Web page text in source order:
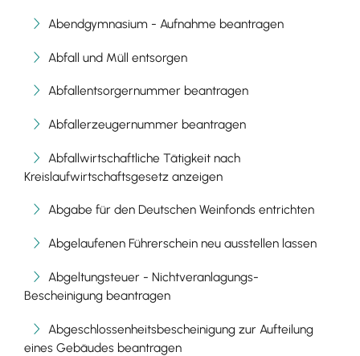
Abendgymnasium - Aufnahme beantragen
Abfall und Müll entsorgen
Abfallentsorgernummer beantragen
Abfallerzeugernummer beantragen
Abfallwirtschaftliche Tätigkeit nach
Kreislaufwirtschaftsgesetz anzeigen
Abgabe für den Deutschen Weinfonds entrichten
Abgelaufenen Führerschein neu ausstellen lassen
Abgeltungsteuer - Nichtveranlagungs-
Bescheinigung beantragen
Abgeschlossenheitsbescheinigung zur Aufteilung
eines Gebäudes beantragen